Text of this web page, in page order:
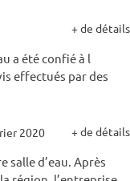
+ de détails
a été confié à l
effectués par des
2020
+ de détails
salle d’eau. Après